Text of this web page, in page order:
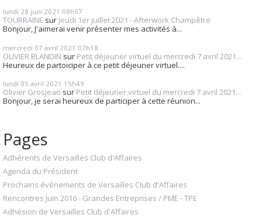
lundi 28 juin 2021 08h57
TOURRAINE sur Jeudi 1er juillet 2021 - Afterwork Champêtre
Bonjour, J'aimerai venir présenter mes activités à...
mercredi 07 avril 2021 07h18
OLIVIER BLANDIN sur Petit déjeuner virtuel du mercredi 7 avril 2021...
Heureux de partoiciper à ce petit déjeuner virtuel....
lundi 05 avril 2021 15h49
Olivier Grosjean sur Petit déjeuner virtuel du mercredi 7 avril 2021...
Bonjour, je serai heureux de participer à cette réunion...
Pages
Adhérents de Versailles Club d'Affaires
Agenda du Président
Prochains événements de Versailles Club d'Affaires
Rencontres Juin 2016 - Grandes Entreprises / PME - TPE
Adhésion de Versailles Club d'Affaires